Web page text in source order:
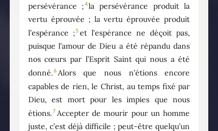
persévérance ; 4la persévérance produit la
vertu éprouvée ; la vertu éprouvée produit
l’espérance ;5 et l’espérance ne déçoit pas,
puisque l’amour de Dieu a été répandu dans
nos cœurs par l’Esprit Saint qui nous a été
donné.6 Alors que nous n’étions encore
capables de rien, le Christ, au temps fixé par
Dieu, est mort pour les impies que nous
étions.7 Accepter de mourir pour un homme
juste, c’est déjà difficile ; peut-être quelqu’un